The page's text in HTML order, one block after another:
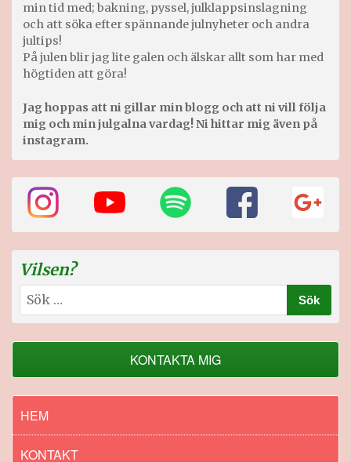
min tid med; bakning, pyssel, julklappsinslagning
och att söka efter spännande julnyheter och andra
jultips!
På julen blir jag lite galen och älskar allt som har med
högtiden att göra!
Jag hoppas att ni gillar min blogg och att ni vill följa
mig och min julgalna vardag! Ni hittar mig även på
instagram.
Vilsen?
Sök
efter:
KONTAKTA MIG
HEM
KONTAKT